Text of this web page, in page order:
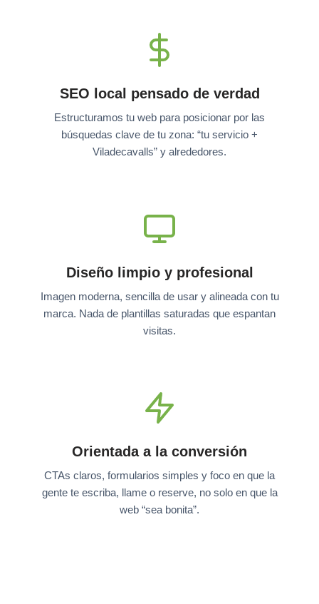
SEO local pensado de verdad
Estructuramos tu web para posicionar por las
búsquedas clave de tu zona: “tu servicio +
Viladecavalls” y alrededores.
Diseño limpio y profesional
Imagen moderna, sencilla de usar y alineada con tu
marca. Nada de plantillas saturadas que espantan
visitas.
Orientada a la conversión
CTAs claros, formularios simples y foco en que la
gente te escriba, llame o reserve, no solo en que la
web “sea bonita”.